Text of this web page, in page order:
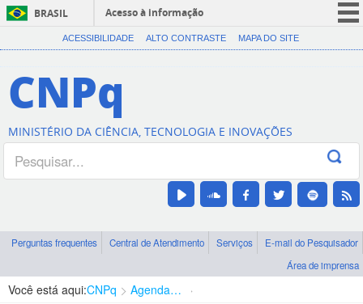
BRASIL
Acesso à informação
CORONAVÍRUS (COVID-19)
Canais
ACESSIBILIDADE ALTO CONTRASTE MAPA DO SITE
CNPq
MINISTÉRIO DA CIÊNCIA, TECNOLOGIA E INOVAÇÕES
Perguntas frequentes Central de Atendimento Serviços
E-mail do Pesquisador
Área de imprensa
Você está aqui:CNPq Agenda de autoridades